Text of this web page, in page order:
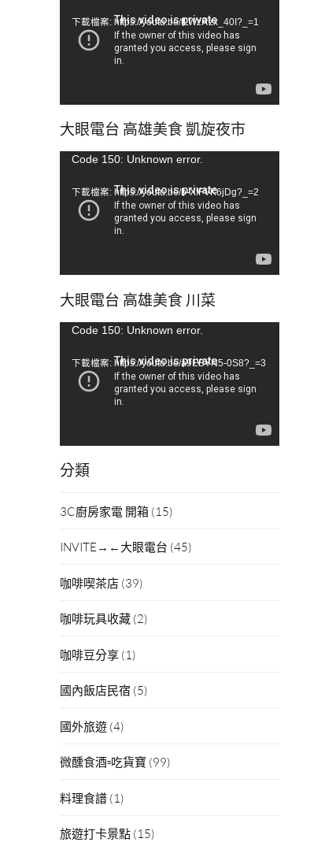
下載檔案: https://youtu.be/tLWzRzx_40I?_=1
大眼電台 高雄美食 凱旋夜市
視Code 150: Unknown error.
下載檔案: https://youtu.be/b-XfFVK6jDg?_=2
大眼電台 高雄美食 川菜
視Code 150: Unknown error.
下載檔案: https://youtu.be/a9EBYN5-0S8?_=3
分類
3C廚房家電 開箱 (15)
INVITE→←大眼電台 (45)
咖啡喫茶店 (39)
咖啡玩具收藏 (2)
咖啡豆分享 (1)
國內飯店民宿 (5)
國外旅遊 (4)
微醺食酒▫吃貨寶 (99)
料理食譜 (1)
旅遊打卡景點 (15)